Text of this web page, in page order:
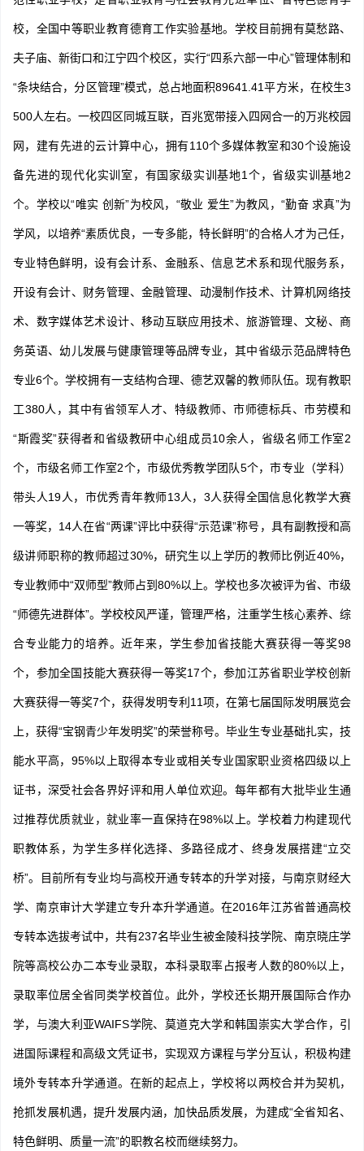
校，全国中等职业教育德育工作实验基地。学校目前拥有莫愁路、
夫子庙、新街口和江宁四个校区，实行“四系六部一中心”管理体制和
“条块结合，分区管理”模式，总占地面积89641.41平方米，在校生3
500人左右。一校四区同城互联，百兆宽带接入四网合一的万兆校园
网，建有先进的云计算中心，拥有110个多媒体教室和30个设施设
备先进的现代化实训室，有国家级实训基地1个，省级实训基地2
个。学校以“唯实 创新”为校风，“敬业 爱生”为教风，“勤奋 求真”为
学风，以培养“素质优良，一专多能，特长鲜明”的合格人才为己任，
专业特色鲜明，设有会计系、金融系、信息艺术系和现代服务系，
开设有会计、财务管理、金融管理、动漫制作技术、计算机网络技
术、数字媒体艺术设计、移动互联应用技术、旅游管理、文秘、商
务英语、幼儿发展与健康管理等品牌专业，其中省级示范品牌特色
专业6个。学校拥有一支结构合理、德艺双馨的教师队伍。现有教职
工380人，其中有省领军人才、特级教师、市师德标兵、市劳模和
“斯霞奖”获得者和省级教研中心组成员10余人，省级名师工作室2
个，市级名师工作室2个，市级优秀教学团队5个，市专业（学科）
带头人19人，市优秀青年教师13人，3人获得全国信息化教学大赛
一等奖，14人在省“两课”评比中获得“示范课”称号，具有副教授和高
级讲师职称的教师超过30%，研究生以上学历的教师比例近40%，
专业教师中“双师型”教师占到80%以上。学校也多次被评为省、市级
“师德先进群体”。学校校风严谨，管理严格，注重学生核心素养、综
合专业能力的培养。近年来，学生参加省技能大赛获得一等奖98
个，参加全国技能大赛获得一等奖17个，参加江苏省职业学校创新
大赛获得一等奖7个，获得发明专利11项，在第七届国际发明展览会
上，获得“宝钢青少年发明奖”的荣誉称号。毕业生专业基础扎实，技
能水平高，95%以上取得本专业或相关专业国家职业资格四级以上
证书，深受社会各界好评和用人单位欢迎。每年都有大批毕业生通
过推荐优质就业，就业率一直保持在98%以上。学校着力构建现代
职教体系，为学生多样化选择、多路径成才、终身发展搭建“立交
桥”。目前所有专业均与高校开通专转本的升学对接，与南京财经大
学、南京审计大学建立专升本升学通道。在2016年江苏省普通高校
专转本选拔考试中，共有237名毕业生被金陵科技学院、南京晓庄学
院等高校公办二本专业录取，本科录取率占报考人数的80%以上，
录取率位居全省同类学校首位。此外，学校还长期开展国际合作办
学，与澳大利亚WAIFS学院、莫道克大学和韩国崇实大学合作，引
进国际课程和高级文凭证书，实现双方课程与学分互认，积极构建
境外专转本升学通道。在新的起点上，学校将以两校合并为契机，
抢抓发展机遇，提升发展内涵，加快品质发展，为建成“全省知名、
特色鲜明、质量一流”的职教名校而继续努力。